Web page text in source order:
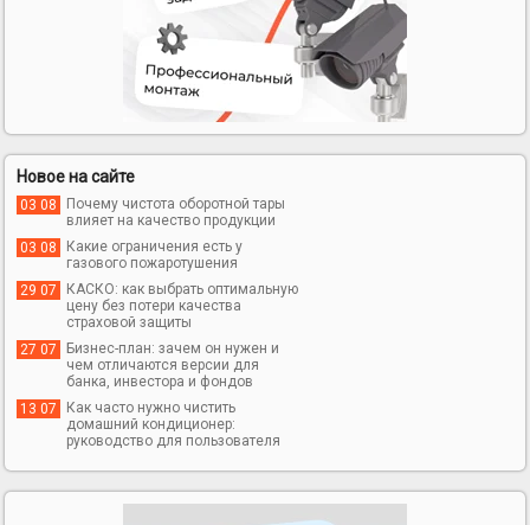
Новое на сайте
03 08
Почему чистота оборотной тары
влияет на качество продукции
03 08
Какие ограничения есть у
газового пожаротушения
29 07
КАСКО: как выбрать оптимальную
цену без потери качества
страховой защиты
27 07
Бизнес-план: зачем он нужен и
чем отличаются версии для
банка, инвестора и фондов
13 07
Как часто нужно чистить
домашний кондиционер:
руководство для пользователя